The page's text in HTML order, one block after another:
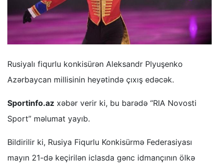
Rusiyalı fiqurlu konkisürən Aleksandr Plyuşenko
Azərbaycan millisinin heyətində çıxış edəcək.
Sportinfo.az xəbər verir ki, bu barədə “RIA Novosti
Sport” məlumat yayıb.
Bildirilir ki, Rusiya Fiqurlu Konkisürmə Federasiyası
mayın 21-də keçirilən iclasda gənc idmançının ölkə